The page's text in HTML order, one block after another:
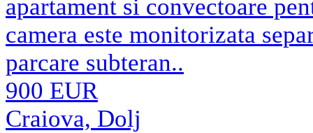
apartament si convectoare
camera este monitorizata
parcare subteran..
900 EUR
Craiova, Dolj